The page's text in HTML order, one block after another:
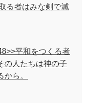
る者はみな剣で滅
平和をつくる者
の人たちは神の子
から。